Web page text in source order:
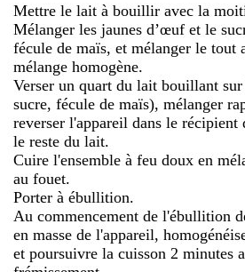
Mettre le lait à bouillir avec la
Mélanger les jaunes d’œuf et le
fécule de maïs, et mélanger le tout
mélange homogène.
Verser un quart du lait bouillant
sucre, fécule de maïs), mélanger
reverser l'appareil dans le récipient
le reste du lait.
Cuire l'ensemble à feu doux en
au fouet.
Porter à ébullition.
Au commencement de l'ébullition
en masse de l'appareil,
et poursuivre la cuisson 2 minutes